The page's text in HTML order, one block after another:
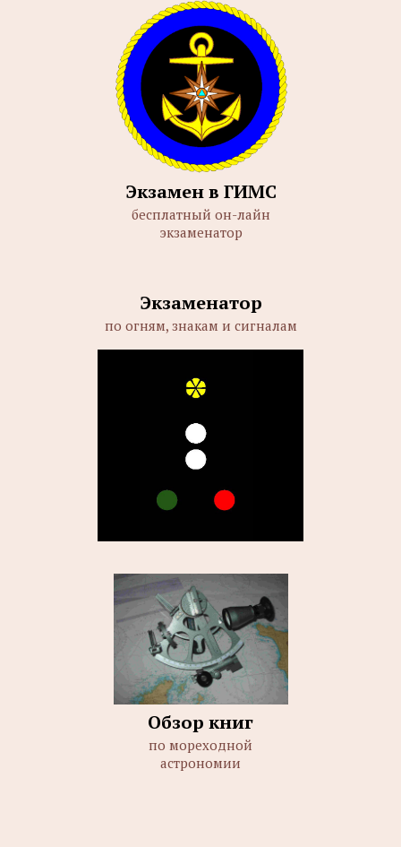
Экзамен в ГИМС
бесплатный он-лайн
экзаменатор
Экзаменатор
по огням, знакам и сигналам
Обзор книг
по мореходной
астрономии